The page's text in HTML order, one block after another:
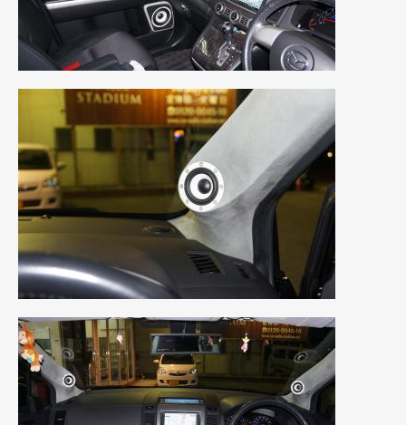
2021年8月 (2)
2021年7月(7)
2021年3月 (1)
2021年1月 (2)
2020年12月 (2)
2020年11月(2)
2020年10月
2020年9月(3)
2020年8月 (4)
2020年7月 (3)
2020年6月(2)